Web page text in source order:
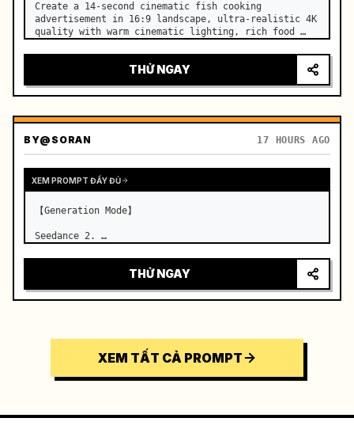
Create a 14-second cinematic fish cooking
advertisement in 16:9 landscape, ultra-realistic 4K
quality with warm cinematic lighting, rich food
THỬ NGAY
BY@SORAN 17 HOURS AGO
XEM PROMPT ĐẦY ĐỦ
【Generation Mode】
Seedance 2. …
THỬ NGAY
XEM TẤT CẢ PROMPT